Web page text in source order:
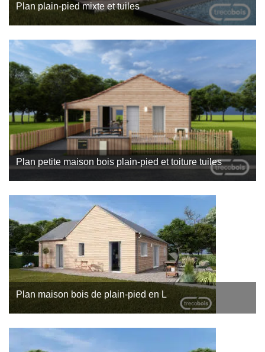
Plan plain-pied mixte et tuiles
conçu pour allier confort moderne et respect de
l’environnement. Il s’agit d’un plan réalisé par l’agence
Trecobois, constructeur maison…
Plan petite maison bois plain-pied et toiture tuiles
constructeur maison bois à Saint-Nazaire. Ce plan de maison
bois plain-pied illustre parfaitement notre…
Plan maison bois de plain-pied en L
présente un projet de maison contemporain et fonctionnel. Ce
plan de maison bois de plain-pied allie esthétique moderne…